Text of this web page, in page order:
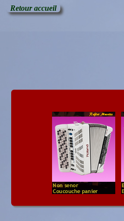
Retour accueil